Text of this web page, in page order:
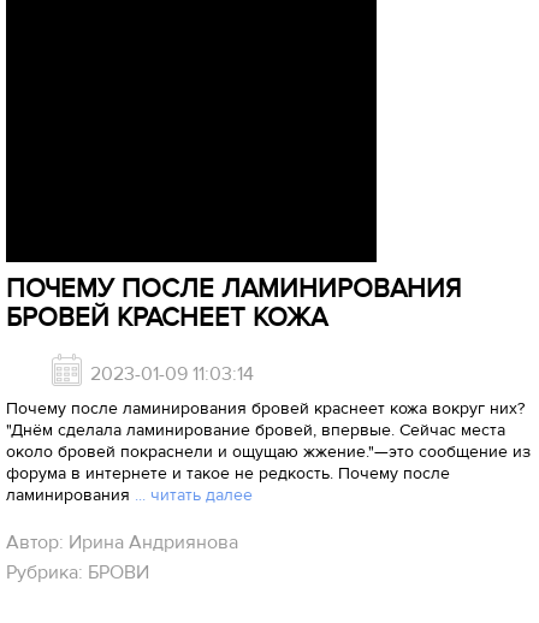
ПОЧЕМУ ПОСЛЕ ЛАМИНИРОВАНИЯ
БРОВЕЙ КРАСНЕЕТ КОЖА
2023-01-09 11:03:14
Почему после ламинирования бровей краснеет кожа вокруг них?
"Днём сделала ламинирование бровей, впервые. Сейчас места
около бровей покраснели и ощущаю жжение."—это сообщение из
форума в интернете и такое не редкость. Почему после
ламинирования ... читать далее
Автор: Ирина Андриянова
Рубрика: БРОВИ